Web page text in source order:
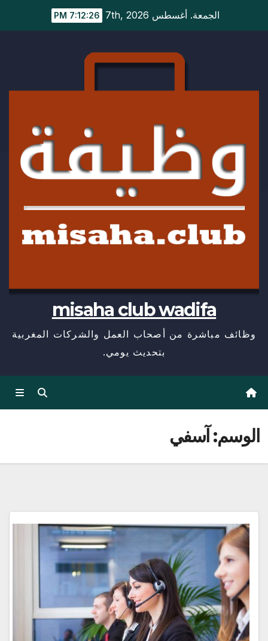
الجمعة. أغسطس 7th, 2026 7:12:27 PM
misaha club wadifa
وظائف مباشرة من أصحاب العمل والشركات المغربية
بتحديث يومي.
الوسم: آسفي